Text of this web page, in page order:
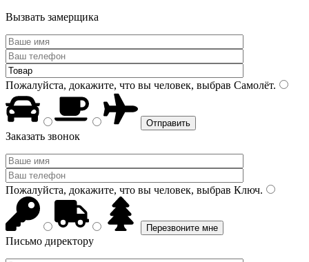
Вызвать замерщика
Пожалуйста, докажите, что вы человек, выбрав Самолёт.
Заказать звонок
Пожалуйста, докажите, что вы человек, выбрав Ключ.
Письмо директору